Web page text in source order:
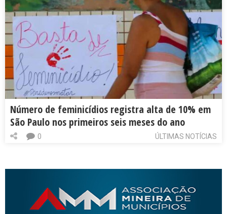
Número de feminicídios registra alta de 10% em
São Paulo nos primeiros seis meses do ano
ÚLTIMAS NOTÍCIAS
0